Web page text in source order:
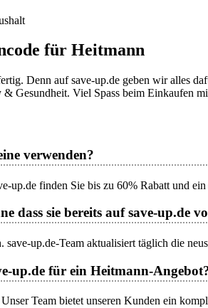
für Heitmann
Denn auf save-up.de geben wir alles
Gesundheit. Viel Spass beim Einkaufen
verwenden?
up.de finden Sie bis zu 60% Rabatt und
dass sie bereits auf save-up.de
up.de-Team aktualisiert täglich die
up.de für ein Heitmann-
Team bietet unseren Kunden ein